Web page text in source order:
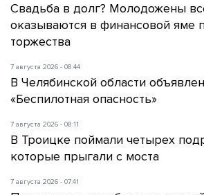
Свадьба в долг? Молодожены
оказываются в финансовой яме
торжества
7 августа 2026 - 08:44
В Челябинской области
«Беспилотная опасность»
7 августа 2026 - 08:11
В Троицке поймали четырех
которые прыгали с моста
7 августа 2026 - 07:41